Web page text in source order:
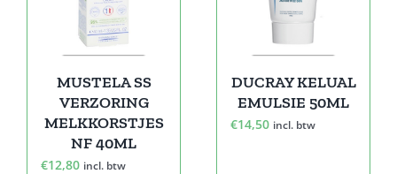
MUSTELA SS
VERZORING
MELKKORSTJES
NF 40ML
€12,80 incl. btw
DUCRAY KELUAL
EMULSIE 50ML
€14,50 incl. btw